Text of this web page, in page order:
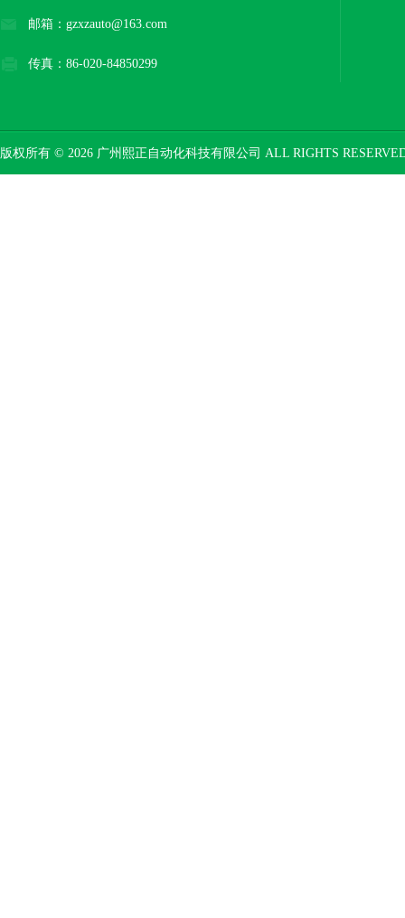
邮箱：gzxzauto@163.com
传真：86-020-84850299
版权所有 © 2026 广州熙正自动化科技有限公司 ALL RIGHTS